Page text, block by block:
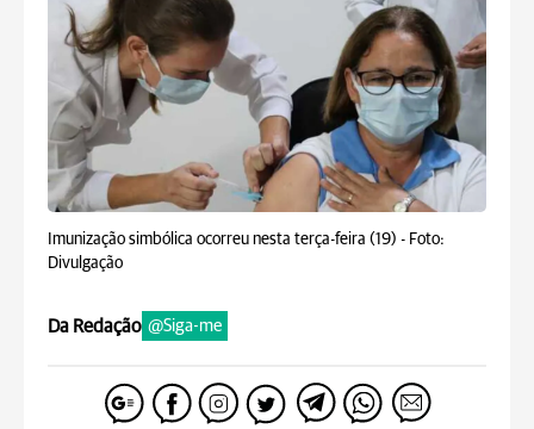
Imunização simbólica ocorreu nesta terça-feira (19) - Foto:
Divulgação
Da Redação @Siga-me